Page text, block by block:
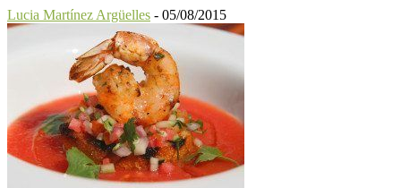
Lucia Martínez Argüelles - 05/08/2015